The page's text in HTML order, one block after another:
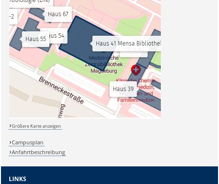
Größere Karte anzeigen
Campusplan
Anfahrtbeschreibung
LINKS